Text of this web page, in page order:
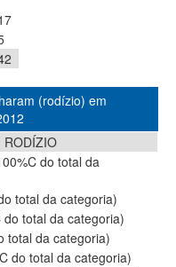
(rodízio) em
RODÍZIO
do total da
total da categoria)
total da categoria)
total da categoria)
do total da categoria)